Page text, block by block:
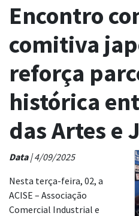
Encontro
comitiva
reforça
histórica
das Artes e
Data| 4/09/2025
Nesta terça-feira, 02, a
ACISE – Associação
Comercial Industrial e